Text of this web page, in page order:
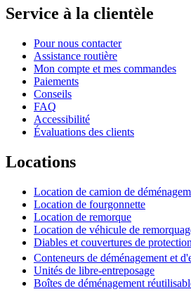
Service à la clientèle
Pour nous contacter
Assistance routière
Mon compte et mes commandes
Paiements
Conseils
FAQ
Accessibilité
Évaluations des clients
Locations
Location de camion de
Location de fourgonnette
Location de remorque
Location de véhicule de
Diables et couvertures de protection
Conteneurs de déménagement et
Unités de libre-entreposage
Boîtes de déménagement